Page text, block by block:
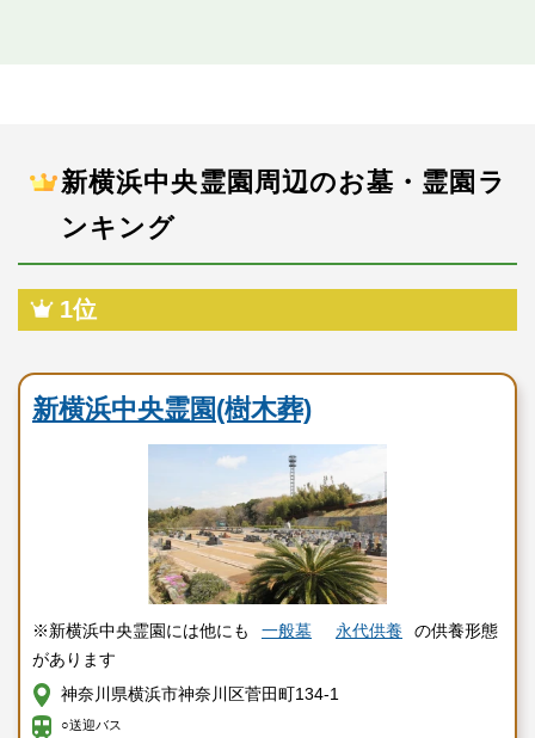
新横浜中央霊園周辺のお墓・霊園ラ
ンキング
1位
新横浜中央霊園(樹木葬)
※新横浜中央霊園には他にも 一般墓 永代供養
の供養形態
があります
神奈川県横浜市神奈川区菅田町134-1
○送迎バス